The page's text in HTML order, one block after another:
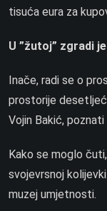
tisuća eura za
U ”žutoj” zgradi
Inače, radi se o
prostorije
Vojin Bakić,
Kako se moglo
svojevrsnoj
muzej umjetnosti.